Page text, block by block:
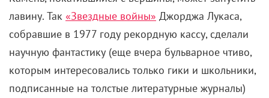
лавину. Так «Звездные войны» Джорджа Лукаса,
собравшие в 1977 году рекордную кассу, сделали
научную фантастику (еще вчера бульварное чтиво,
которым интересовались только гики и школьники,
подписанные на толстые литературные журналы)